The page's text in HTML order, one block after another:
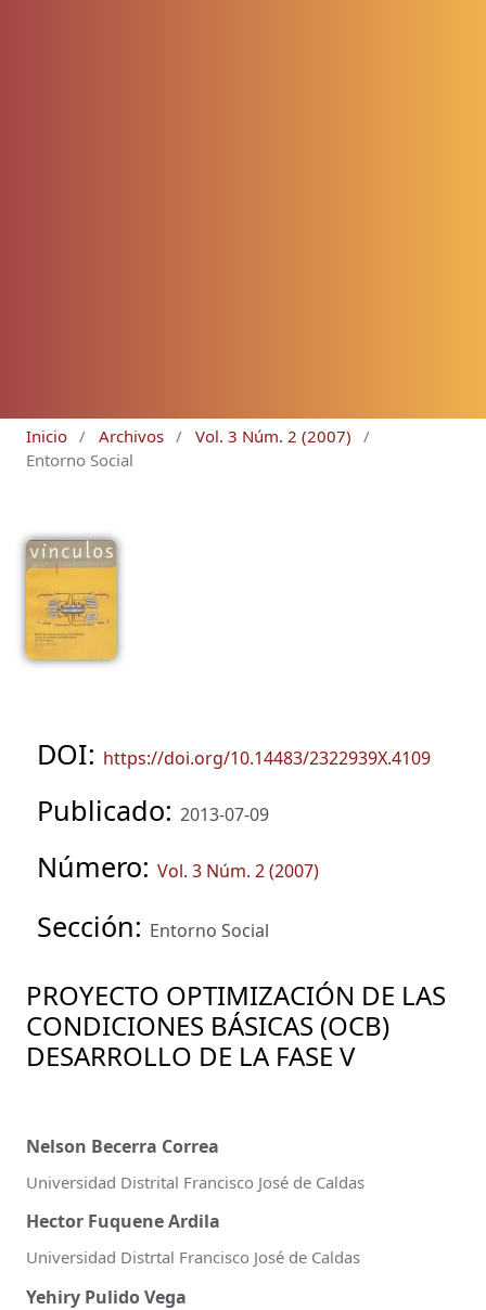
Inicio / Archivos / Vol. 3 Núm. 2 (2007)
/
Entorno Social
DOI: https://doi.org/10.14483/2322939X.4109
Publicado: 2013-07-09
Número: Vol. 3 Núm. 2 (2007)
Sección: Entorno Social
PROYECTO OPTIMIZACIÓN DE LAS
CONDICIONES BÁSICAS (OCB)
DESARROLLO DE LA FASE V
Nelson Becerra Correa
Universidad Distrital Francisco José de Caldas
Hector Fuquene Ardila
Universidad Distrtal Francisco José de Caldas
Yehiry Pulido Vega